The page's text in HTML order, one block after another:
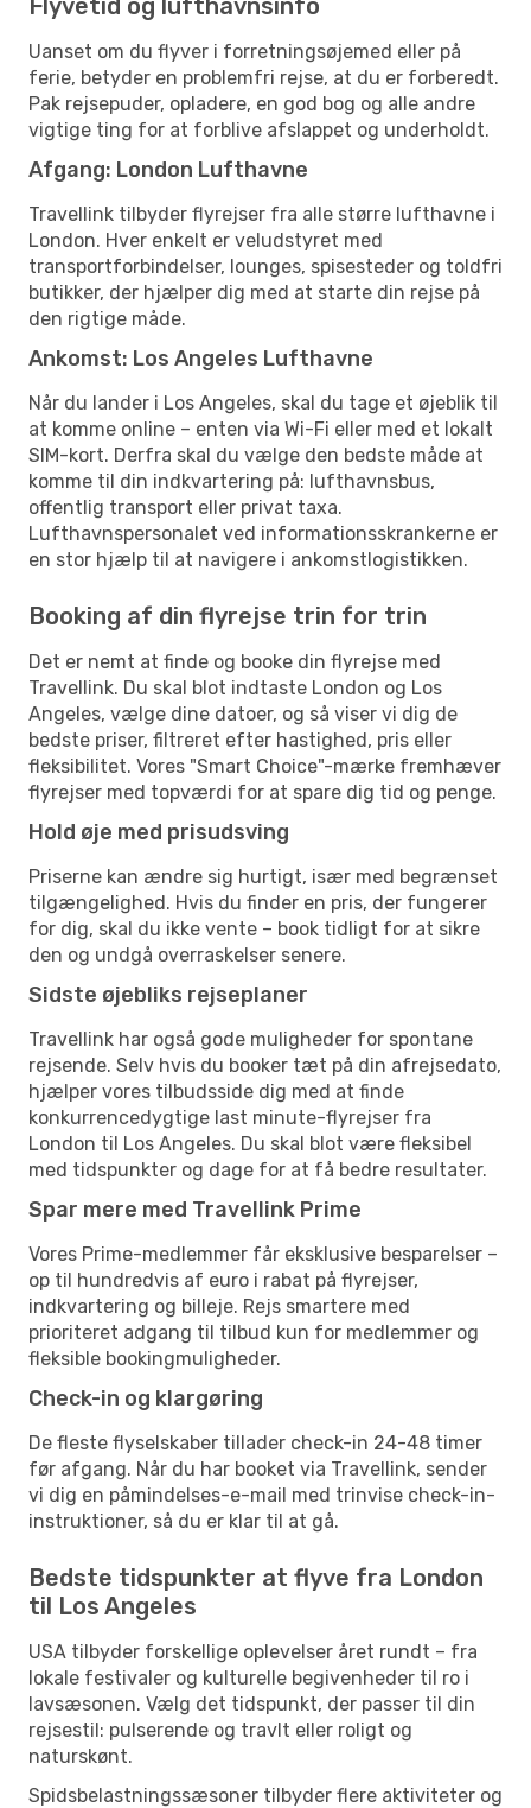
Flyvetid og lufthavnsinfo
Uanset om du flyver i forretningsøjemed eller på
ferie, betyder en problemfri rejse, at du er forberedt.
Pak rejsepuder, opladere, en god bog og alle andre
vigtige ting for at forblive afslappet og underholdt.
Afgang: London Lufthavne
Travellink tilbyder flyrejser fra alle større lufthavne i
London. Hver enkelt er veludstyret med
transportforbindelser, lounges, spisesteder og toldfri
butikker, der hjælper dig med at starte din rejse på
den rigtige måde.
Ankomst: Los Angeles Lufthavne
Når du lander i Los Angeles, skal du tage et øjeblik til
at komme online – enten via Wi-Fi eller med et lokalt
SIM-kort. Derfra skal du vælge den bedste måde at
komme til din indkvartering på: lufthavnsbus,
offentlig transport eller privat taxa.
Lufthavnspersonalet ved informationsskrankerne er
en stor hjælp til at navigere i ankomstlogistikken.
Booking af din flyrejse trin for trin
Det er nemt at finde og booke din flyrejse med
Travellink. Du skal blot indtaste London og Los
Angeles, vælge dine datoer, og så viser vi dig de
bedste priser, filtreret efter hastighed, pris eller
fleksibilitet. Vores "Smart Choice"-mærke fremhæver
flyrejser med topværdi for at spare dig tid og penge.
Hold øje med prisudsving
Priserne kan ændre sig hurtigt, især med begrænset
tilgængelighed. Hvis du finder en pris, der fungerer
for dig, skal du ikke vente – book tidligt for at sikre
den og undgå overraskelser senere.
Sidste øjebliks rejseplaner
Travellink har også gode muligheder for spontane
rejsende. Selv hvis du booker tæt på din afrejsedato,
hjælper vores tilbudsside dig med at finde
konkurrencedygtige last minute-flyrejser fra
London til Los Angeles. Du skal blot være fleksibel
med tidspunkter og dage for at få bedre resultater.
Spar mere med Travellink Prime
Vores Prime-medlemmer får eksklusive besparelser –
op til hundredvis af euro i rabat på flyrejser,
indkvartering og billeje. Rejs smartere med
prioriteret adgang til tilbud kun for medlemmer og
fleksible bookingmuligheder.
Check-in og klargøring
De fleste flyselskaber tillader check-in 24-48 timer
før afgang. Når du har booket via Travellink, sender
vi dig en påmindelses-e-mail med trinvise check-in-
instruktioner, så du er klar til at gå.
Bedste tidspunkter at flyve fra London
til Los Angeles
USA tilbyder forskellige oplevelser året rundt – fra
lokale festivaler og kulturelle begivenheder til ro i
lavsæsonen. Vælg det tidspunkt, der passer til din
rejsestil: pulserende og travlt eller roligt og
naturskønt.
Spidsbelastningssæsoner tilbyder flere aktiviteter og